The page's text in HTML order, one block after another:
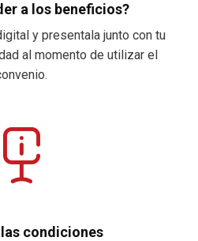
a los beneficios?
y presentala junto con tu
al momento de utilizar el
condiciones